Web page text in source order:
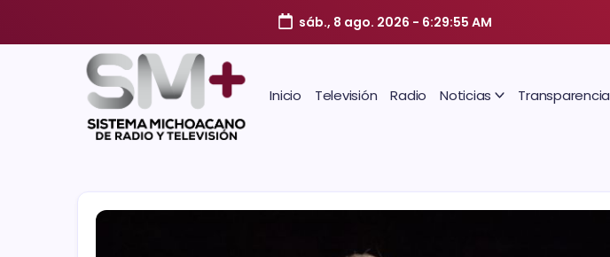
sáb., 8 ago. 2026 - 6:29:56 AM
Inicio Televisión Radio Noticias Transparencia